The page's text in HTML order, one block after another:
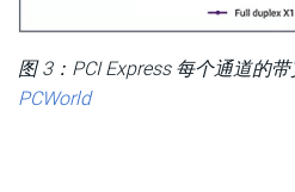
图 3：PCI Express 每个通道的
PCWorld